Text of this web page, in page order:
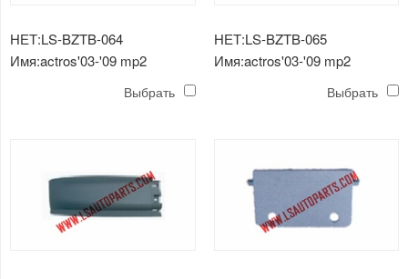
НЕТ:LS-BZTB-064
Имя:actros'03-'09 mp2
Выбрать
НЕТ:LS-BZTB-065
Имя:actros'03-'09 mp2
Выбрать